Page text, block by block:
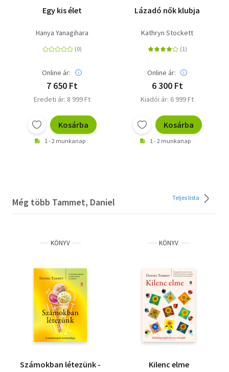
Egy kis élet
Hanya Yanagihara
Online ár:
7 650 Ft
Eredeti ár: 8 999 Ft
Kosárba
1 - 2 munkanap
Lázadó nők klubja
Kathryn Stockett
Online ár:
6 300 Ft
Kiadói ár: 6 999 Ft
Kosárba
1 - 2 munkanap
Még több Tammet, Daniel Teljes lista
KÖNYV
Számokban létezünk -
KÖNYV
Kilenc elme